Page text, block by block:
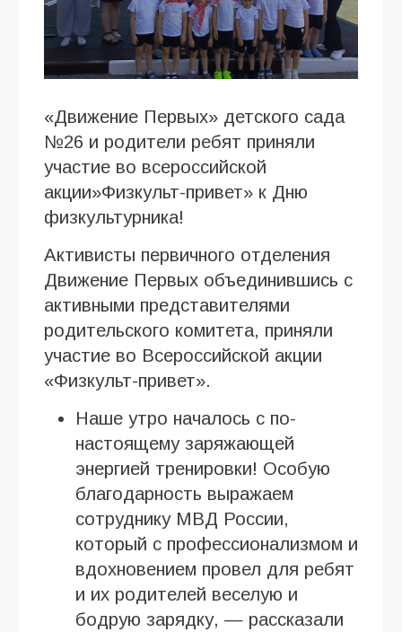
«Движение Первых» детского сада
№26 и родители ребят приняли
участие во всероссийской
акции»Физкульт-привет» к Дню
физкультурника!
Активисты первичного отделения
Движение Первых объединившись с
активными представителями
родительского комитета, приняли
участие во Всероссийской акции
«Физкульт-привет».
Наше утро началось с по-
настоящему заряжающей
энергией тренировки! Особую
благодарность выражаем
сотруднику МВД России,
который с профессионализмом и
вдохновением провел для ребят
и их родителей веселую и
бодрую зарядку, — рассказали